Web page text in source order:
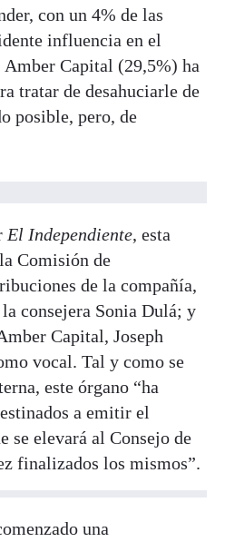
con un 4% de las
influencia en el
Capital (29,5%) ha
tratar de desahuciarle de
posible, pero, de
El Independiente, esta
Comisión de
de la compañía,
consejera Sonia Dulá; y
Capital, Joseph
vocal. Tal y como se
este órgano “ha
a emitir el
se elevará al Consejo de
finalizados los mismos”.
una